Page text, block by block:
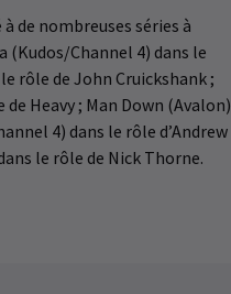
de nombreuses séries à
(Kudos/Channel 4) dans le
rôle de John Cruickshank ;
Heavy ; Man Down (Avalon)
4) dans le rôle d’Andrew
le rôle de Nick Thorne.